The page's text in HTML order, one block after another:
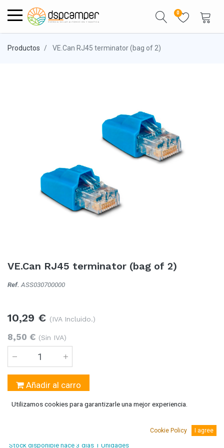
0
Productos VE.Can RJ45 terminator (bag of 2)
VE.Can RJ45 terminator (bag of 2)
Ref. ASS030700000
10,29 € (IVA Incluido.)
8,50 € (Sin IVA)
Añadir al carro
Temporalmente sin existencias
Se puede solicitar bajo pedido 5-10 días laborables
Stock disponiblehace 3 días 1 Unidades
Utilizamos cookies para garantizarle una mejor experiencia.
Cookie Policy I agree